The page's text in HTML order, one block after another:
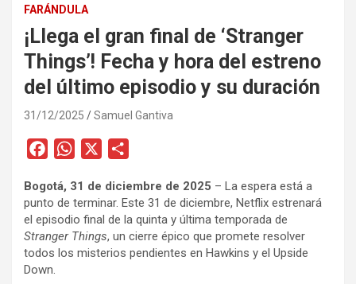
FARÁNDULA
¡Llega el gran final de ‘Stranger
Things’! Fecha y hora del estreno
del último episodio y su duración
31/12/2025 Samuel Gantiva
c
e
b
o
o
W
a
t
s
A
m
p
a
r
Bogotá, 31 de diciembre de 2025 – La espera está a
punto de terminar. Este 31 de diciembre, Netflix estrenará
el episodio final de la quinta y última temporada de
Stranger Things, un cierre épico que promete resolver
todos los misterios pendientes en Hawkins y el Upside
Down.